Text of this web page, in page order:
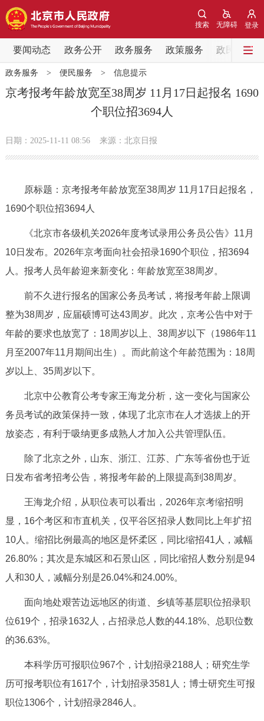
登录
无障碍
搜索
要闻动态 政务公开 政务服务 政策服务 政民互动
要闻动态
党中央精神 国务院信息
会议信息
市领导
决策公开
政务服务
个人服务 法人服务 部门服务
便民服务
中介服务 阳光政务
政民互动
参与调查 在线访谈 图说互动
走进北京
北京概况 十六区概览 人文北京
绿色北京 图说北京 视频北京
多语种
한국어 日本語
政务服务 > 便民服务 > 信息提示
京考报考年龄放宽至38周岁 11月17日起报名 1690
个职位招3694人
日期：2025-11-11 08:56 来源：北京日报
原标题：京考报考年龄放宽至38周岁 11月17日起报名，
1690个职位招3694人
《北京市各级机关2026年度考试录用公务员公告》11月
10日发布。2026年京考面向社会招录1690个职位，招3694
人。报考人员年龄迎来新变化：年龄放宽至38周岁。
前不久进行报名的国家公务员考试，将报考年龄上限调
整为38周岁，应届硕博可达43周岁。此次，京考公告中对于
年龄的要求也放宽了：18周岁以上、38周岁以下（1986年11
月至2007年11月期间出生）。而此前这个年龄范围为：18周
岁以上、35周岁以下。
北京中公教育公考专家王海龙分析，这一变化与国家公
务员考试的政策保持一致，体现了北京市在人才选拔上的开
放姿态，有利于吸纳更多成熟人才加入公共管理队伍。
除了北京之外，山东、浙江、江苏、广东等省份也于近
日发布省考招考公告，将报考年龄的上限提高到38周岁。
王海龙介绍，从职位表可以看出，2026年京考缩招明
显，16个考区和市直机关，仅平谷区招录人数同比上年扩招
10人。缩招比例最高的地区是怀柔区，同比缩招41人，减幅
26.80%；其次是东城区和石景山区，同比缩招人数分别是94
人和30人，减幅分别是26.04%和24.00%。
面向地处艰苦边远地区的街道、乡镇等基层职位招录职
位619个，招录1632人，占招录总人数的44.18%、总职位数
的36.63%。
本科学历可报职位967个，计划招录2188人；研究生学
历可报考职位有1617个，计划招录3581人；博士研究生可报
职位1306个，计划招录2846人。